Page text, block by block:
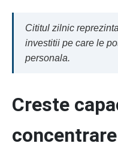
Cititul zilnic
investitii pe care le
personala.
Creste
concentrare